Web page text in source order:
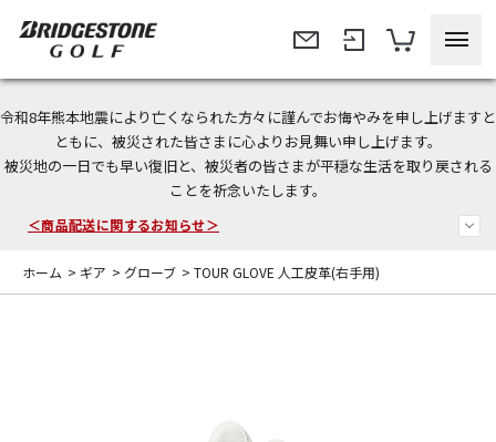
令和8年熊本地震により亡くなられた方々に謹んでお悔やみを申し上げますと
ともに、被災された皆さまに心よりお見舞い申し上げます。
被災地の一日でも早い復旧と、被災者の皆さまが平穏な生活を取り戻される
ことを祈念いたします。
＜夏季休暇中のご注文・発送・お問い合わせ＞
今なら新規会員登録で1,000円OFFクーポンプレゼント！
＜商品配送に関するお知らせ＞
ホーム > ギア > グローブ > TOUR GLOVE 人工皮革(右手用)